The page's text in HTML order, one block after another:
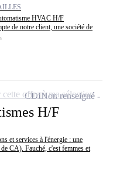
HVAC H/F
de notre client, une société de
H/F
et services à l'énergie : une
CA). Fauché, c'est femmes et
CDINon renseigné
offre à ma sélection